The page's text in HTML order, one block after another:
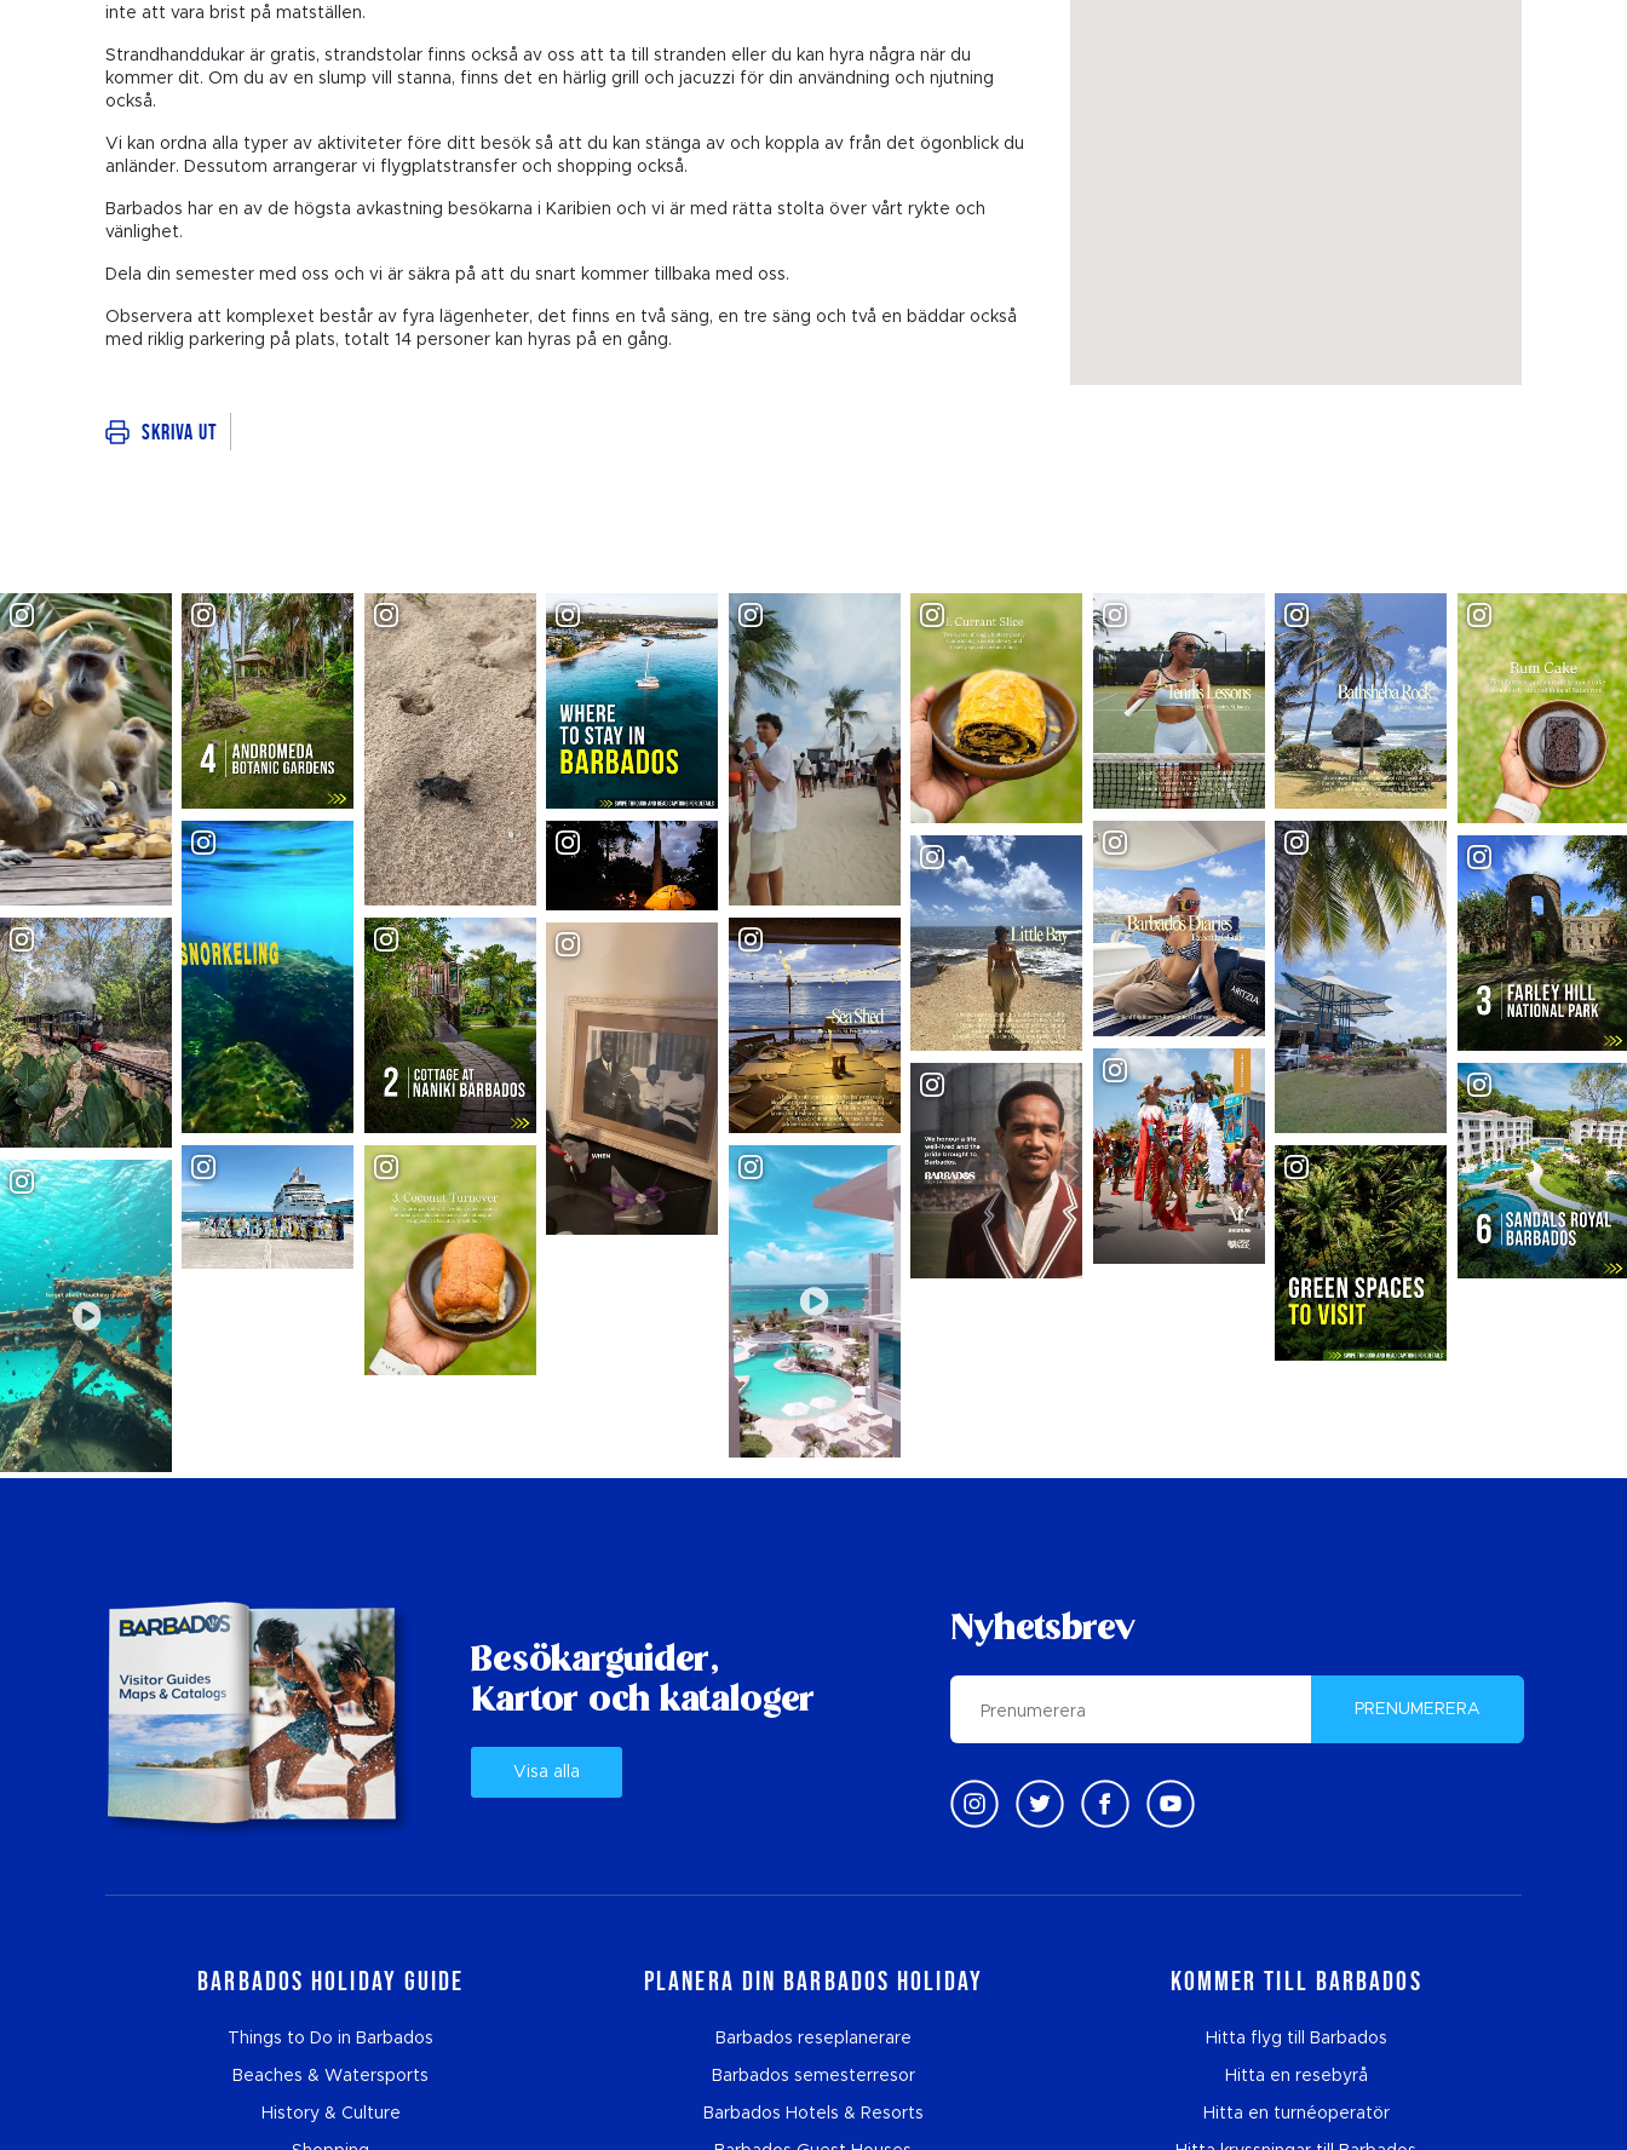
inte att vara brist på matställen.
Strandhanddukar är gratis, strandstolar finns också av oss att ta till stranden eller du kan hyra några när du
kommer dit. Om du av en slump vill stanna, finns det en härlig grill och jacuzzi för din användning och njutning
också.
Vi kan ordna alla typer av aktiviteter före ditt besök så att du kan stänga av och koppla av från det ögonblick du
anländer. Dessutom arrangerar vi flygplatstransfer och shopping också.
Barbados har en av de högsta avkastning besökarna i Karibien och vi är med rätta stolta över vårt rykte och
vänlighet.
Dela din semester med oss ​​och vi är säkra på att du snart kommer tillbaka med oss.
Observera att komplexet består av fyra lägenheter, det finns en två säng, en tre säng och två en bäddar också
med riklig parkering på plats, totalt 14 personer kan hyras på en gång.
Skriva ut
Besökarguider,
Kartor och kataloger
Visa alla
Nyhetsbrev
PRENUMERERA
Barbados Holiday Guide
Things to Do in Barbados
Beaches & Watersports
History & Culture
Planera din Barbados Holiday
Barbados reseplanerare
Barbados semesterresor
Barbados Hotels & Resorts
Kommer till Barbados
Hitta flyg till Barbados
Hitta en resebyrå
Hitta en turnéoperatör